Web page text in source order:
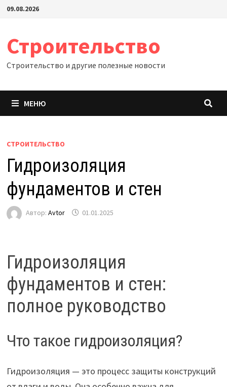
Перейти
09.08.2026
Строительство
Строительство и другие полезные новости
МЕНЮ
СТРОИТЕЛЬСТВО
Гидроизоляция
фундаментов и стен
Автор: Avtor 01.01.2025
Гидроизоляция
фундаментов и стен:
полное руководство
Что такое гидроизоляция?
Гидроизоляция — это процесс защиты конструкций